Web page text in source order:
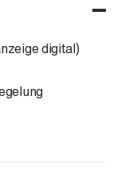
digital)